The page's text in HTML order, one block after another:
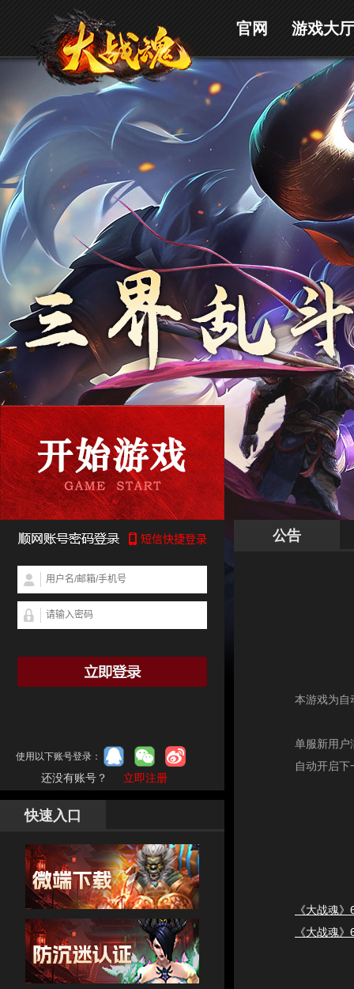
官网 游戏大厅
使用以下账号登录：
还没有账号？ 立即注册
快速入口
公告
本游戏为自
单服新用户
自动开启下
《大战魂
《大战魂